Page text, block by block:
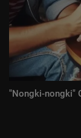
"Nongki-nongki"